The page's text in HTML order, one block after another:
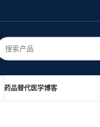
药品替代医学博客